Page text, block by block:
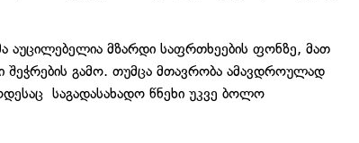
აუცილებელია მზარდი საფრთხეების ფონზე, მათ
შეჭრების გამო. თუმცა მთავრობა ამავდროულად
საგადასახადო წნეხი უკვე ბოლო